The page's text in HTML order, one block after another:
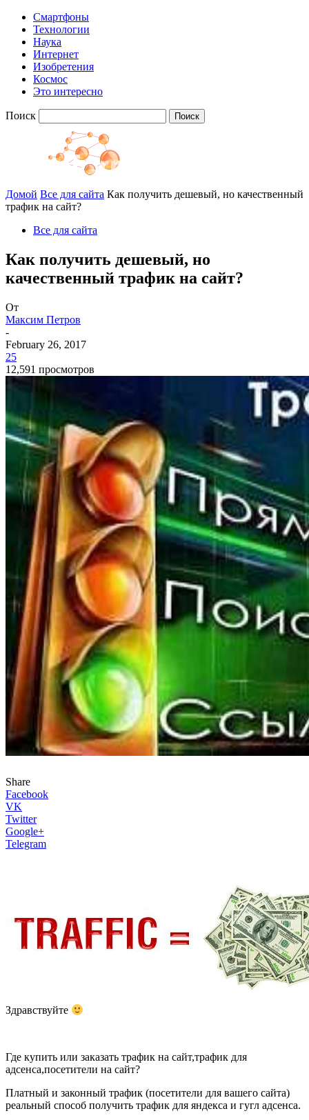
Смартфоны
Технологии
Наука
Интернет
Изобретения
Космос
Это интересно
Поиск
Домой Все для сайта Как получить дешевый, но качественный
трафик на сайт?
Все для сайта
Как получить дешевый, но
качественный трафик на сайт?
От
Максим Петров
-
February 26, 2017
25
12,591 просмотров
Share
Facebook
VK
Twitter
Google+
Telegram
Здравствуйте
Где купить или заказать трафик на сайт,трафик для
адсенса,посетители на сайт?
Платный и законный трафик (посетители для вашего сайта)
реальный способ получить трафик для яндекса и гугл адсенса.